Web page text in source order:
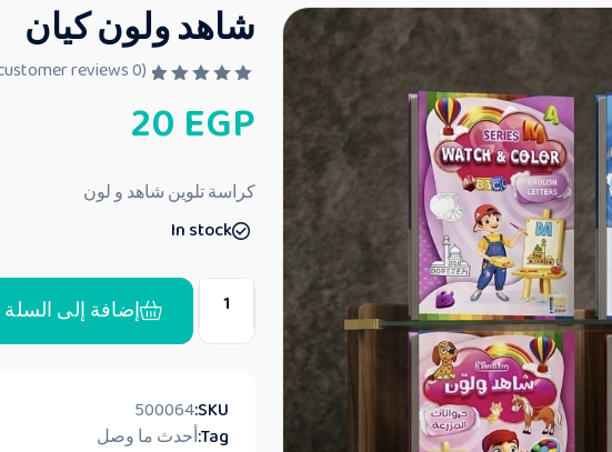
شاهد ولون كيان
م
ا
ي
م
ن
(
0
20 EGP
كراسة تلوين شاهد و لون
In stock
إضافة إلى السلة
SKU:
500064
Tag:أحدث ما وصل